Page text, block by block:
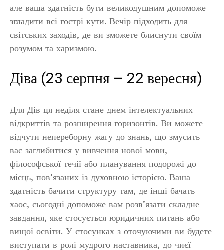
але ваша здатність бути великодушним допоможе
згладити всі гострі кути. Вечір підходить для
світських заходів, де ви зможете блиснути своїм
розумом та харизмою.
Діва (23 серпня – 22 вересня)
Для Дів ця неділя стане днем інтелектуальних
відкриттів та розширення горизонтів. Ви можете
відчути непереборну жагу до знань, що змусить
вас заглибитися у вивчення нової мови,
філософської течії або планування подорожі до
місць, пов’язаних із духовною історією. Ваша
здатність бачити структуру там, де інші бачать
хаос, сьогодні допоможе вам розв’язати складне
завдання, яке стосується юридичних питань або
вищої освіти. У стосунках з оточуючими ви будете
виступати в ролі мудрого наставника, до чиєї